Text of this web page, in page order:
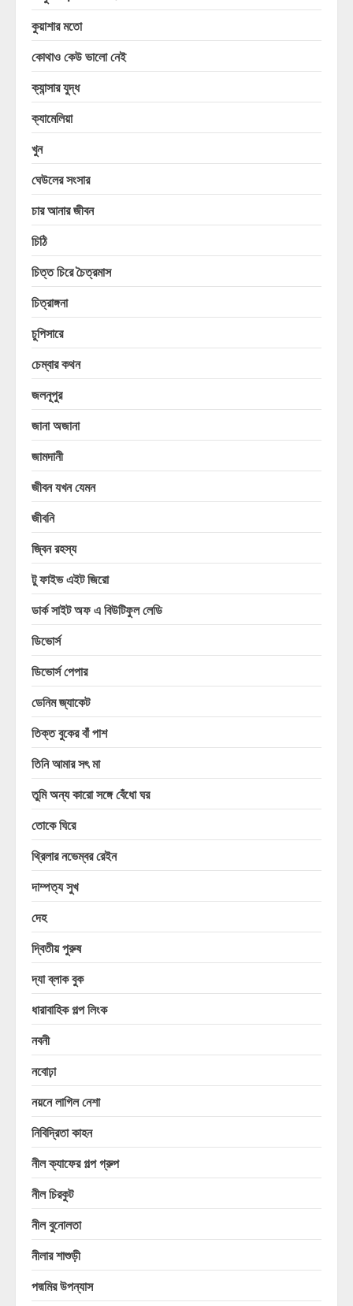
কুয়াশার মতো
কোথাও কেউ ভালো নেই
ক্যান্সার যুদ্ধ
ক্যামেলিয়া
খুন
ঘেউলের সংসার
চার আনার জীবন
চিঠি
চিত্ত চিরে চৈত্রমাস
চিত্রাঙ্গনা
চুপিসারে
চেম্বার কথন
জলনূপুর
জানা অজানা
জামদানী
জীবন যখন যেমন
জীবনি
জ্বিন রহস্য
টু ফাইভ এইট জিরো
ডার্ক সাইট অফ এ বিউটিফুল লেডি
ডিভোর্স
ডিভোর্স পেপার
ডেনিম জ্যাকেট
তিক্ত বুকের বাঁ পাশ
তিনি আমার সৎ মা
তুমি অন্য কারো সঙ্গে বেঁধো ঘর
তোকে ঘিরে
থ্রিলার নভেম্বর রেইন
দাম্পত্য সুখ
দেহ
দ্বিতীয় পুরুষ
দ্যা ব্লাক বুক
ধারাবাহিক গল্প লিংক
নবনী
নবোঢ়া
নয়নে লাগিল নেশা
নিবিদ্রিতা কাহন
নীল ক্যাফের গল্প গ্রুপ
নীল চিরকুট
নীল বুনোলতা
নীলার শাশুড়ী
পদ্মমির উপন্যাস